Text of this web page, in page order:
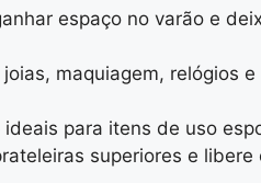
espaço no varão e
maquiagem, relógios
para itens de uso
superiores e libere